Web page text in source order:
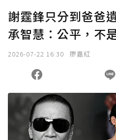
謝霆鋒只分到爸爸
承智慧：公平，不
2026-07-22 16:30 廖嘉紅